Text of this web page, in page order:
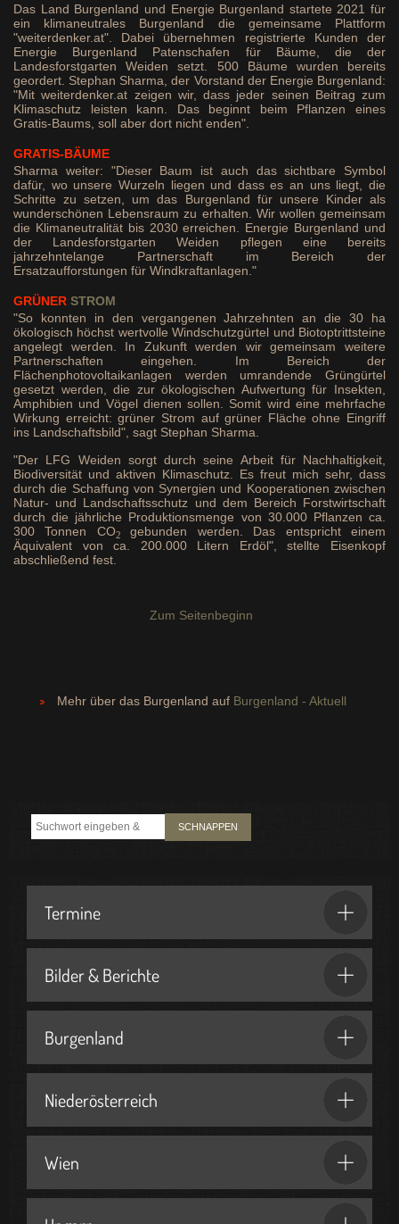
Das Land Burgenland und Energie Burgenland startete 2021 für
ein klimaneutrales Burgenland die gemeinsame Plattform
"weiterdenker.at". Dabei übernehmen registrierte Kunden der
Energie Burgenland Patenschafen für Bäume, die der
Landesforstgarten Weiden setzt. 500 Bäume wurden bereits
geordert. Stephan Sharma, der Vorstand der Energie Burgenland:
"Mit weiterdenker.at zeigen wir, dass jeder seinen Beitrag zum
Klimaschutz leisten kann. Das beginnt beim Pflanzen eines
Gratis-Baums, soll aber dort nicht enden".
GRATIS-BÄUME
Sharma weiter: "Dieser Baum ist auch das sichtbare Symbol
dafür, wo unsere Wurzeln liegen und dass es an uns liegt, die
Schritte zu setzen, um das Burgenland für unsere Kinder als
wunderschönen Lebensraum zu erhalten. Wir wollen gemeinsam
die Klimaneutralität bis 2030 erreichen. Energie Burgenland und
der Landesforstgarten Weiden pflegen eine bereits
jahrzehntelange Partnerschaft im Bereich der
Ersatzaufforstungen für Windkraftanlagen."
GRÜNER STROM
"So konnten in den vergangenen Jahrzehnten an die 30 ha
ökologisch höchst wertvolle Windschutzgürtel und Biotoptrittsteine
angelegt werden. In Zukunft werden wir gemeinsam weitere
Partnerschaften eingehen. Im Bereich der
Flächenphotovoltaikanlagen werden umrandende Grüngürtel
gesetzt werden, die zur ökologischen Aufwertung für Insekten,
Amphibien und Vögel dienen sollen. Somit wird eine mehrfache
Wirkung erreicht: grüner Strom auf grüner Fläche ohne Eingriff
ins Landschaftsbild", sagt Stephan Sharma.
"Der LFG Weiden sorgt durch seine Arbeit für Nachhaltigkeit,
Biodiversität und aktiven Klimaschutz. Es freut mich sehr, dass
durch die Schaffung von Synergien und Kooperationen zwischen
Natur- und Landschaftsschutz und dem Bereich Forstwirtschaft
durch die jährliche Produktionsmenge von 30.000 Pflanzen ca.
300 Tonnen CO2gebunden werden. Das entspricht einem
Äquivalent von ca. 200.000 Litern Erdöl", stellte Eisenkopf
abschließend fest.
Zum Seitenbeginn
Mehr über das Burgenland auf Burgenland - Aktuell
SCHNAPPEN
Termine
Bilder & Berichte
Burgenland
Niederösterreich
Wien